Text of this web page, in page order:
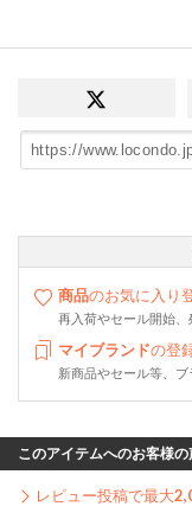
商品のお気に入り
再入荷やセール開始
マイブランドの登
新商品やセール等、
このアイテムへのお客様の
レビュー投稿で最大